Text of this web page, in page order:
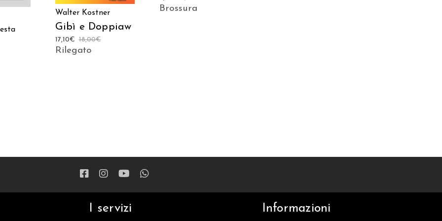
Walter Kostner
Gibì e Doppiaw
18,00€
17,10€
Rilegato
Brossura
I servizi Informazioni